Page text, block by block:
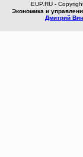
EUP.RU -
Экономика и
Дмитрий